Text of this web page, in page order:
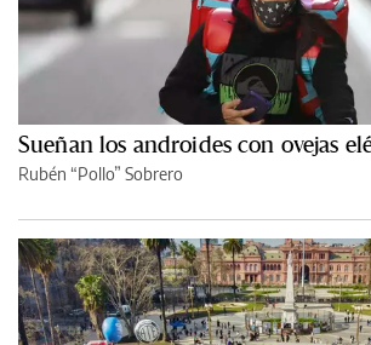
Sueñan los androides con ovejas
Rubén “Pollo” Sobrero